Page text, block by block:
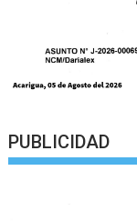
PUBLICIDAD